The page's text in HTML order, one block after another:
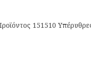
151510